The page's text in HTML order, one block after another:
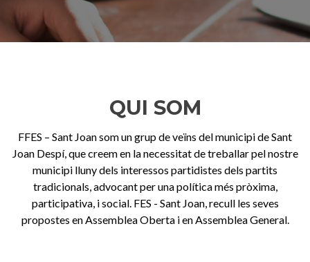
QUI SOM
FFES – Sant Joan som un grup de veïns del municipi de Sant
Joan Despí, que creem en la necessitat de treballar pel nostre
municipi lluny dels interessos partidistes dels partits
tradicionals, advocant per una política més pròxima,
participativa, i social. FES - Sant Joan, recull les seves
propostes en Assemblea Oberta i en Assemblea General.